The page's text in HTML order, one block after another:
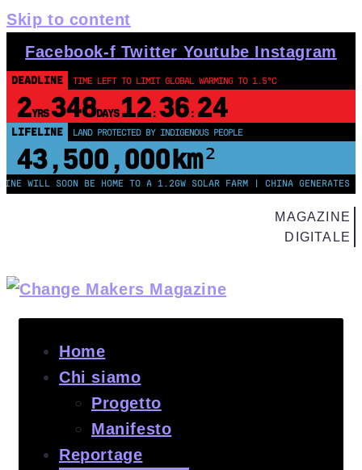
Skip to content
Facebook-f Twitter Youtube Instagram
DEADLINE TIME LEFT TO LIMIT GLOBAL WARMING TO 1.5°C
2YRS348DAYS 12: 36: 24
LIFELINE LAND PROTECTED BY INDIGENOUS PEOPLE
43,500,000km²
SOON BE HOME TO A 1.2GW SOLAR FARM | CHINA GENERATES
MAGAZINE
DIGITALE
Home
Chi siamo
Progetto
Manifesto
Reportage